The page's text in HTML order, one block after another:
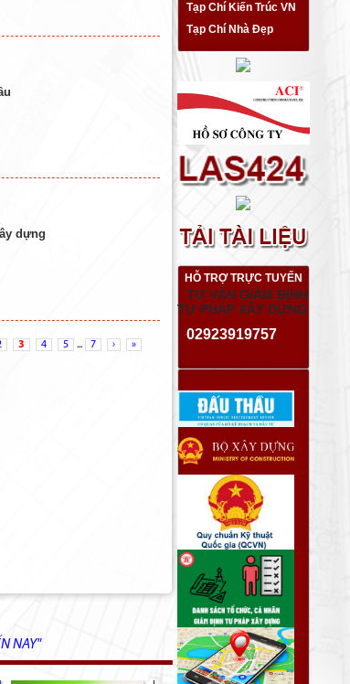
Tạp Chí Kiến Trúc VN
Tạp Chí Nhà Đẹp
HỖ TRỢ TRỰC TUYẾN
TƯ VẤN GIÁM ĐỊNH
TƯ PHÁP XÂY DỰNG
02923919757
dựng
3 4 5 ... 7 › »
NAY"